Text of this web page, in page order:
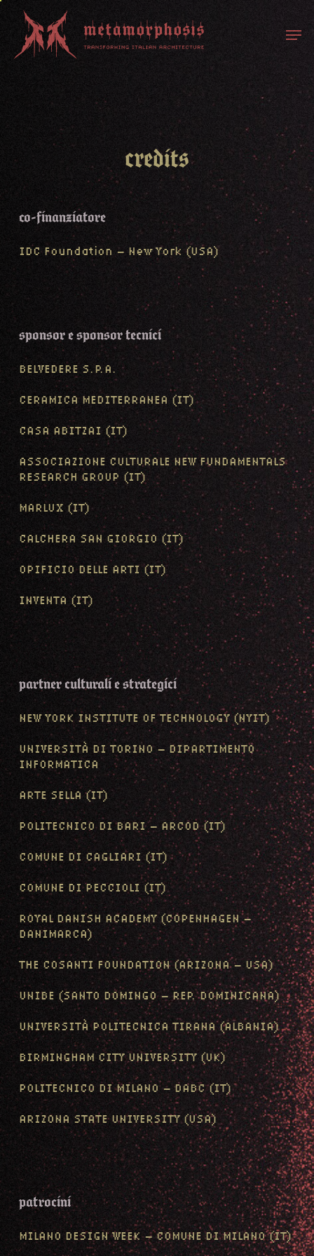
main
credits
co-finanziatore
IDC Foundation – New York (USA)
sponsor e sponsor tecnici
BELVEDERE S.P.A.
CERAMICA MEDITERRANEA (IT)
CASA ABITZAI (IT)
ASSOCIAZIONE CULTURALE NEW FUNDAMENTALS
RESEARCH GROUP (IT)
MARLUX (IT)
CALCHERA SAN GIORGIO (IT)
OPIFICIO DELLE ARTI (IT)
INVENTA (IT)
partner culturali e strategici
NEW YORK INSTITUTE OF TECHNOLOGY (NYIT)
UNIVERSITÀ DI TORINO – DIPARTIMENTO
INFORMATICA
ARTE SELLA (IT)
POLITECNICO DI BARI – ARCOD (IT)
COMUNE DI CAGLIARI (IT)
COMUNE DI PECCIOLI (IT)
ROYAL DANISH ACADEMY (COPENHAGEN –
DANIMARCA)
THE COSANTI FOUNDATION (ARIZONA – USA)
UNIBE (SANTO DOMINGO – REP. DOMINICANA)
UNIVERSITÀ POLITECNICA TIRANA (ALBANIA)
BIRMINGHAM CITY UNIVERSITY (UK)
POLITECNICO DI MILANO – DABC (IT)
ARIZONA STATE UNIVERSITY (USA)
patrocini
MILANO DESIGN WEEK – COMUNE DI MILANO (IT)